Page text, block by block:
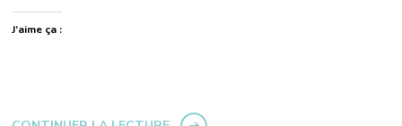
J’aime ça :